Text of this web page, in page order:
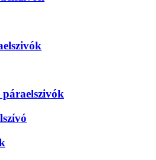
páraelszivók